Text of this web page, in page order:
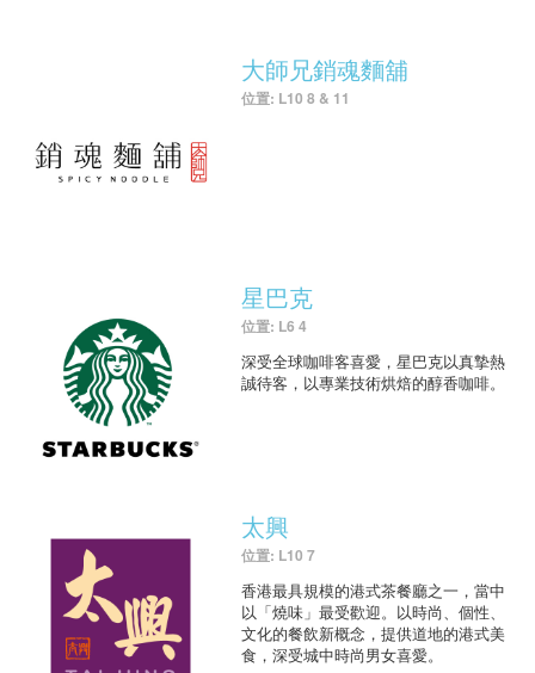
大師兄銷魂麵舖
位置: L10 8 & 11
星巴克
位置: L6 4
深受全球咖啡客喜愛，星巴克以真摯熱
誠待客，以專業技術烘焙的醇香咖啡。
太興
位置: L10 7
香港最具規模的港式茶餐廳之一，當中
以「燒味」最受歡迎。以時尚、個性、
文化的餐飲新概念，提供道地的港式美
食，深受城中時尚男女喜愛。